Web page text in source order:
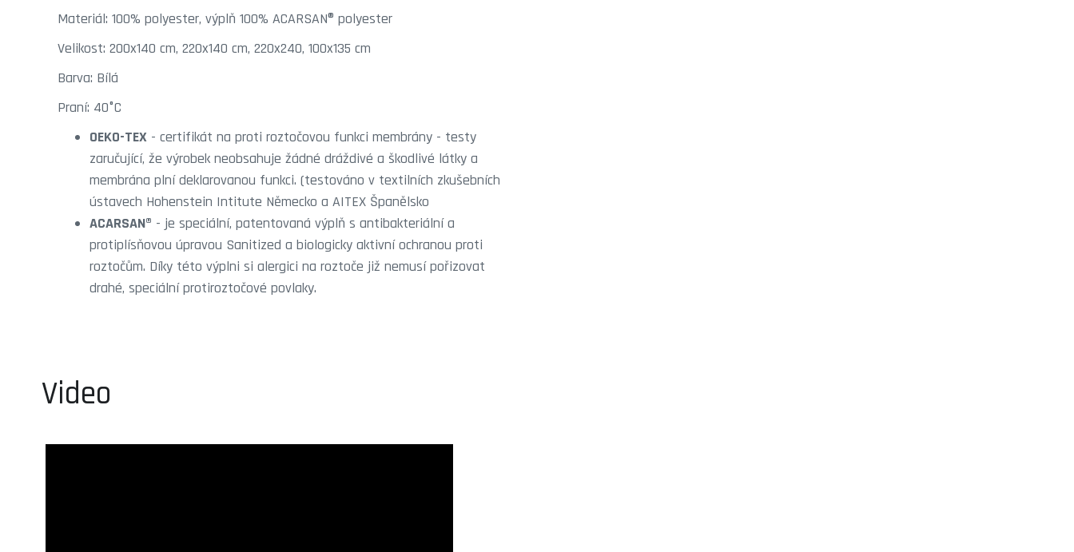
Materiál: 100% polyester, výplň 100% ACARSAN® polyester
Velikost: 200x140 cm, 220x140 cm, 220x240, 100x135 cm
Barva: Bílá
Praní: 40°C
OEKO-TEX - certifikát na proti roztočovou funkci membrány - testy
zaručující, že výrobek neobsahuje žádné dráždivé a škodlivé látky a
membrána plní deklarovanou funkci. (testováno v textilních zkušebních
ústavech Hohenstein Intitute Německo a AITEX Španělsko
ACARSAN® - je speciální, patentovaná výplň s antibakteriální a
protiplísňovou úpravou Sanitized a biologicky aktivní ochranou proti
roztočům. Díky této výplni si alergici na roztoče již nemusí pořizovat
drahé, speciální protiroztočové povlaky.
Video